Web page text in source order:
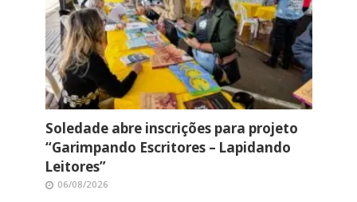
Soledade abre inscrições para projeto
“Garimpando Escritores – Lapidando
Leitores”
06/08/2026